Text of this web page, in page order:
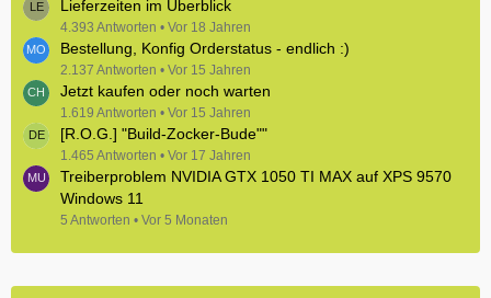
Lieferzeiten im Überblick
4.393 Antworten Vor 18 Jahren
Bestellung, Konfig Orderstatus - endlich :)
2.137 Antworten Vor 15 Jahren
Jetzt kaufen oder noch warten
1.619 Antworten Vor 15 Jahren
[R.O.G.] "Build-Zocker-Bude""
1.465 Antworten Vor 17 Jahren
Treiberproblem NVIDIA GTX 1050 TI MAX auf XPS 9570
Windows 11
5 Antworten Vor 5 Monaten